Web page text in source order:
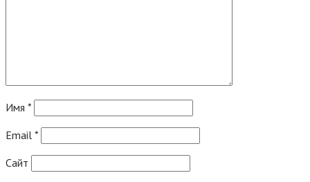
Имя *
Email *
Сайт